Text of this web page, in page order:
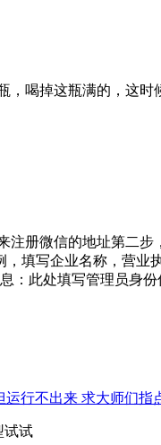
喝掉这瓶满的，这
册微信的地址第二
填写企业名称，营
：此处填写管理员身
运行不出来 求大师们指
试试